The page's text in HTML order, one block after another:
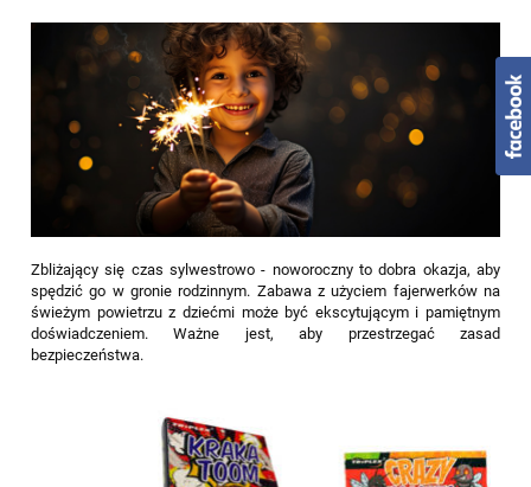
Zbliżający się czas sylwestrowo - noworoczny to dobra okazja, aby
spędzić go w gronie rodzinnym. Zabawa z użyciem fajerwerków na
świeżym powietrzu z dziećmi może być ekscytującym i pamiętnym
doświadczeniem. Ważne jest, aby przestrzegać zasad
bezpieczeństwa.